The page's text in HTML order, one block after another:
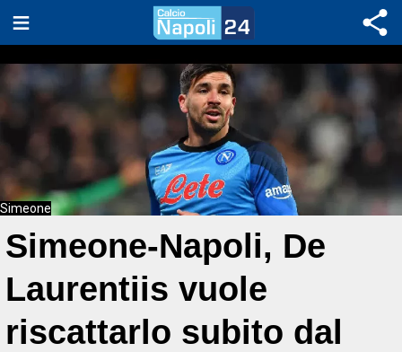
Simeone
Simeone-Napoli, De
Laurentiis vuole
riscattarlo subito dal